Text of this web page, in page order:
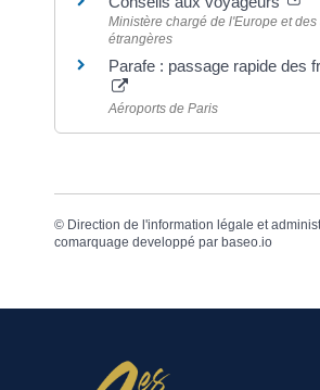
Ministère chargé de l'Europe et des
étrangères
Parafe : passage rapide des
Aéroports de Paris
© Direction de l'information légale et
comarquage developpé par baseo.io